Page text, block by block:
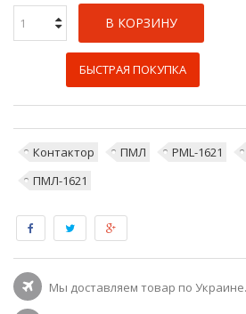
В КОРЗИНУ
БЫСТРАЯ ПОКУПКА
Контактор ПМЛ PML-1621
ПМЛ-1621
Мы доставляем товар по Украине.